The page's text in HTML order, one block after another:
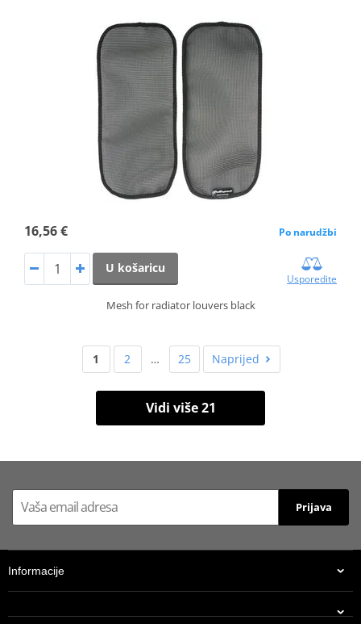
16,56 € Po narudžbi
U košaricu
Usporedite
Mesh for radiator louvers black
1 2 … 25 Naprijed
Vidi više 21
Prijava
Informacije